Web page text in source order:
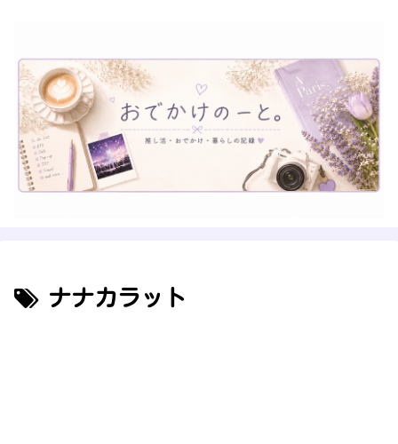
ナナカラット